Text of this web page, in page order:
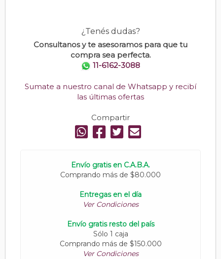
¿Tenés dudas?
Consultanos y te asesoramos para que tu
compra sea perfecta.
11-6162-3088
Sumate a nuestro canal de Whatsapp y recibí
las últimas ofertas
Compartir
Envío gratis en C.A.B.A.
Comprando más de $80.000
Entregas en el día
Ver Condiciones
Envío gratis resto del país
Sólo 1 caja
Comprando más de $150.000
Ver Condiciones